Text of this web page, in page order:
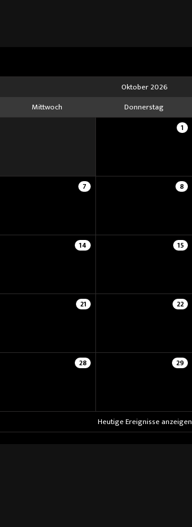
Oktober 2026
Mittwoch Donnerstag
1
7 8
14 15
21 22
28 29
Heutige Ereignisse anzeigen